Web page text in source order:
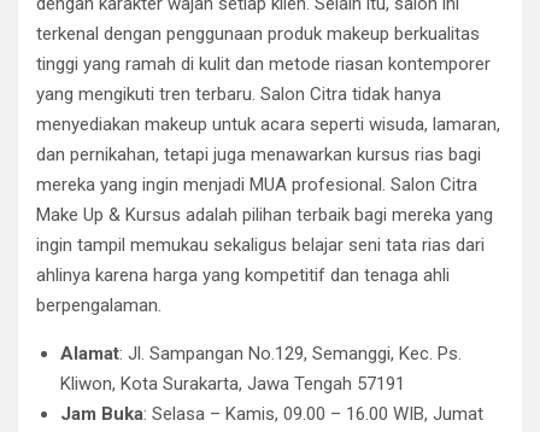
terkenal dengan penggunaan produk makeup berkualitas
tinggi yang ramah di kulit dan metode riasan kontemporer
yang mengikuti tren terbaru. Salon Citra tidak hanya
menyediakan makeup untuk acara seperti wisuda, lamaran,
dan pernikahan, tetapi juga menawarkan kursus rias bagi
mereka yang ingin menjadi MUA profesional. Salon Citra
Make Up & Kursus adalah pilihan terbaik bagi mereka yang
ingin tampil memukau sekaligus belajar seni tata rias dari
ahlinya karena harga yang kompetitif dan tenaga ahli
berpengalaman.
Alamat: Jl. Sampangan No.129, Semanggi, Kec. Ps.
Kliwon, Kota Surakarta, Jawa Tengah 57191
Jam Buka: Selasa – Kamis, 09.00 – 16.00 WIB, Jumat